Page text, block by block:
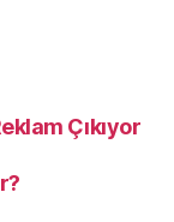
Çıkıyor